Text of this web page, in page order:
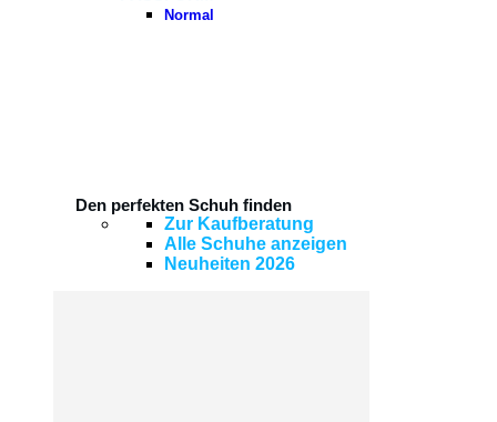
Normal
Den perfekten Schuh finden
Zur Kaufberatung
Alle Schuhe anzeigen
Neuheiten 2026